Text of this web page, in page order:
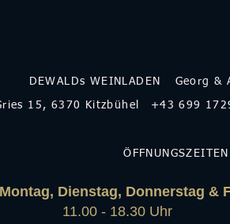
DEWALDs WEINLADEN
ÖFFNUNGSZEITEN
Georg &
15, 6370 Kitzbühel +43 699
Montag, Dienstag, Donnerstag &
11.00 - 18.30 Uhr